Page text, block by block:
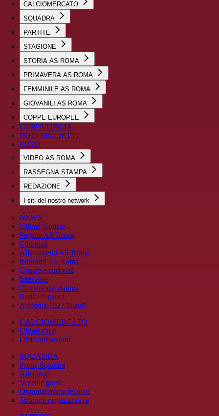
CALCIOMERCATO
SQUADRA
PARTITE
STAGIONE
STORIA AS ROMA
PRIMAVERA AS ROMA
FEMMINILE AS ROMA
GIOVANILI AS ROMA
COPPE EUROPEE
COPPA ITALIA
INFO BIGLIETTI
FOTO
VIDEO AS ROMA
RASSEGNA STAMPA
REDAZIONE
I siti del nostro network
NEWS
Ultime Notizie
Pagelle AS Roma
Editoriali
Allenamenti AS Roma
Infortuni AS Roma
Gossip e curiosità
Interviste
Conferenze stampa
Radio Pensieri
AsRoma 1927 Futsal
CALCIOMERCATO
Ultimissime
Ufficializzazioni
SQUADRA
Prima Squadra
Allenatori
Vecchie glorie
Organigramma tecnico
Struttura organizzativa